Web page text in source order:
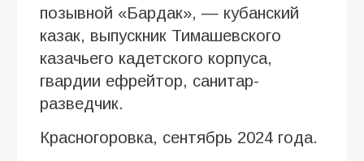
позывной «Бардак», — кубанский
казак, выпускник Тимашевского
казачьего кадетского корпуса,
гвардии ефрейтор, санитар-
разведчик.
Красногоровка, сентябрь 2024 года.